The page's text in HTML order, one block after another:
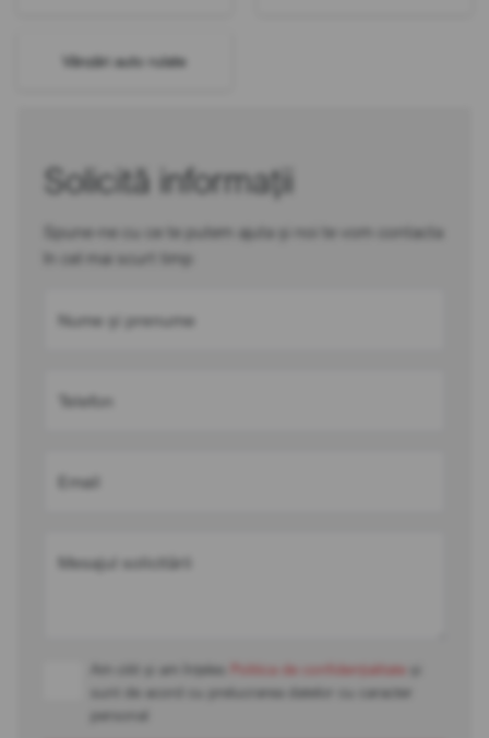
Vânzări auto rulate
Solicită informații
Spune-ne cu ce te putem ajuta și noi te vom contacta
în cel mai scurt timp
Nume și prenume
Telefon
Email
Mesajul solicitării
Am citit și am înțeles Politica de confidențialitate
sunt de acord cu prelucrarea datelor cu caracter
personal